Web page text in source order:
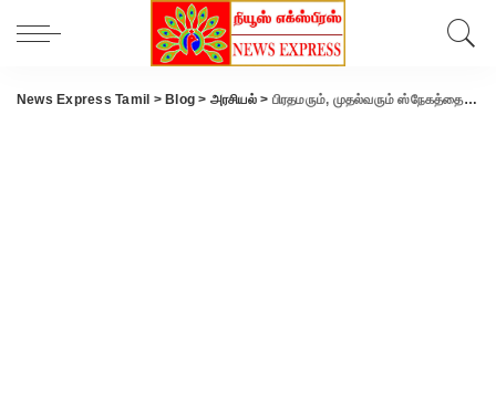
News Express Tamil > Blog > அரசியல்> பிரதமரும், முதல்வரும் ஸ்நேகத்தை பரிமாறிக்கொண்ட அற்புத நிகழ்வு … இறுக்கம் போய் மகிழ்ச்சியால் நிரம்பி வழிந்தது ஒலிம்பியாட் துவக்க விழா..!!